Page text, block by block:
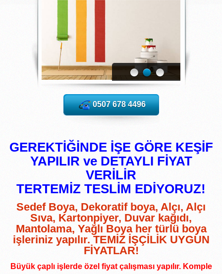
0507 678 4496
GEREKTİĞİNDE İŞE GÖRE KEŞİF
YAPILIR ve DETAYLI FİYAT
VERİLİR
TERTEMİZ TESLİM EDİYORUZ!
Sedef Boya, Dekoratif boya, Alçı, Alçı
Sıva, Kartonpiyer, Duvar kağıdı,
Mantolama, Yağlı Boya her türlü boya
işleriniz yapılır. TEMİZ İŞÇİLİK UYGUN
FİYATLAR!
Büyük çaplı işlerde özel fiyat çalışması yapılır. Komple